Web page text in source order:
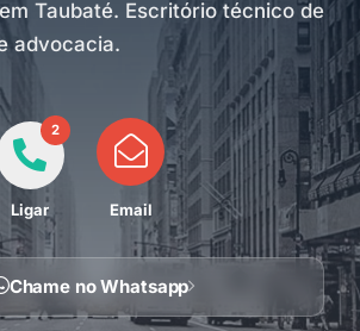
Taubaté. Escritório técnico de
advocacia.
2
Ligar Email
Chame no Whatsapp